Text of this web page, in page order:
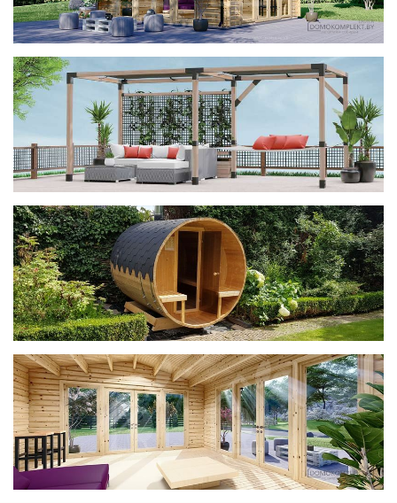
фотогалерея
ДОМИКИ
фотогалерея
Беседки CUBE
фотогалерея
БАНИ-БОЧКИ